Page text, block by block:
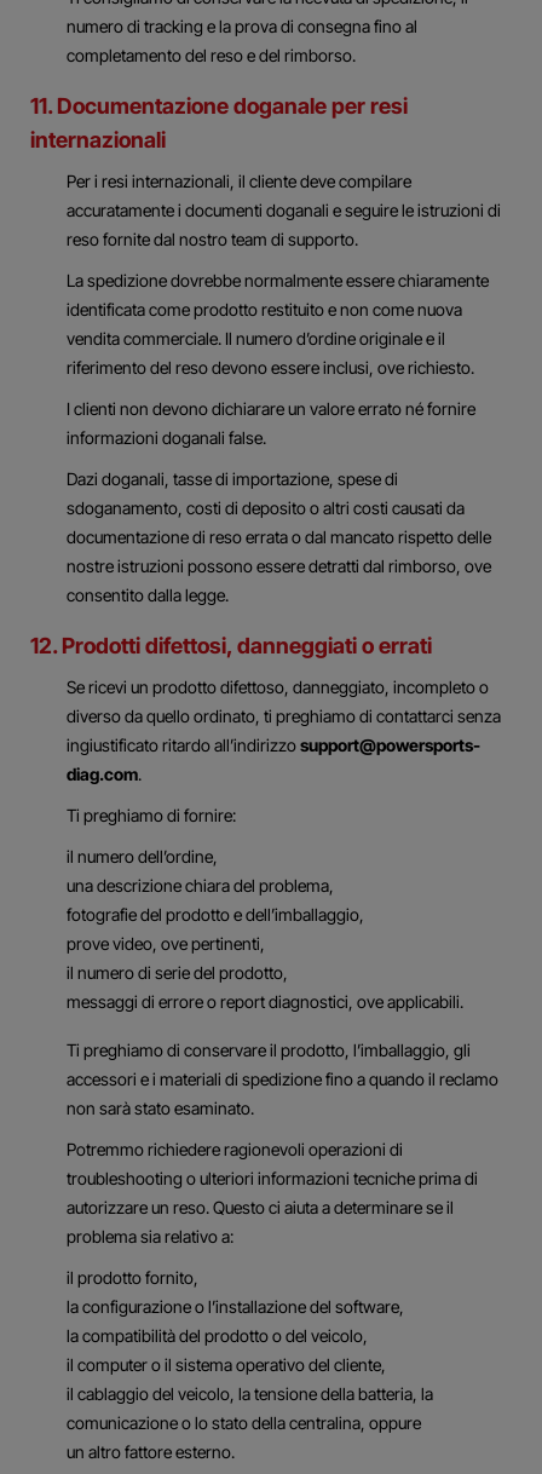
numero di tracking e la prova di consegna fino al
completamento del reso e del rimborso.
11. Documentazione doganale per resi
internazionali
Per i resi internazionali, il cliente deve compilare
accuratamente i documenti doganali e seguire le istruzioni di
reso fornite dal nostro team di supporto.
La spedizione dovrebbe normalmente essere chiaramente
identificata come prodotto restituito e non come nuova
vendita commerciale. Il numero d’ordine originale e il
riferimento del reso devono essere inclusi, ove richiesto.
I clienti non devono dichiarare un valore errato né fornire
informazioni doganali false.
Dazi doganali, tasse di importazione, spese di
sdoganamento, costi di deposito o altri costi causati da
documentazione di reso errata o dal mancato rispetto delle
nostre istruzioni possono essere detratti dal rimborso, ove
consentito dalla legge.
12. Prodotti difettosi, danneggiati o errati
Se ricevi un prodotto difettoso, danneggiato, incompleto o
diverso da quello ordinato, ti preghiamo di contattarci senza
ingiustificato ritardo all’indirizzosupport@powersports-
diag.com.
Ti preghiamo di fornire:
il numero dell’ordine,
una descrizione chiara del problema,
fotografie del prodotto e dell’imballaggio,
prove video, ove pertinenti,
il numero di serie del prodotto,
messaggi di errore o report diagnostici, ove applicabili.
Ti preghiamo di conservare il prodotto, l’imballaggio, gli
accessori e i materiali di spedizione fino a quando il reclamo
non sarà stato esaminato.
Potremmo richiedere ragionevoli operazioni di
troubleshooting o ulteriori informazioni tecniche prima di
autorizzare un reso. Questo ci aiuta a determinare se il
problema sia relativo a:
il prodotto fornito,
la configurazione o l’installazione del software,
la compatibilità del prodotto o del veicolo,
il computer o il sistema operativo del cliente,
il cablaggio del veicolo, la tensione della batteria, la
comunicazione o lo stato della centralina, oppure
un altro fattore esterno.